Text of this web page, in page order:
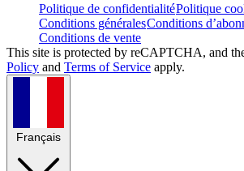
Politique de confidentialitéPolitique
Conditions généralesConditions
Conditions de vente
This site is protected by reCAPTCHA, and
Policy and Terms of Service apply.
Français